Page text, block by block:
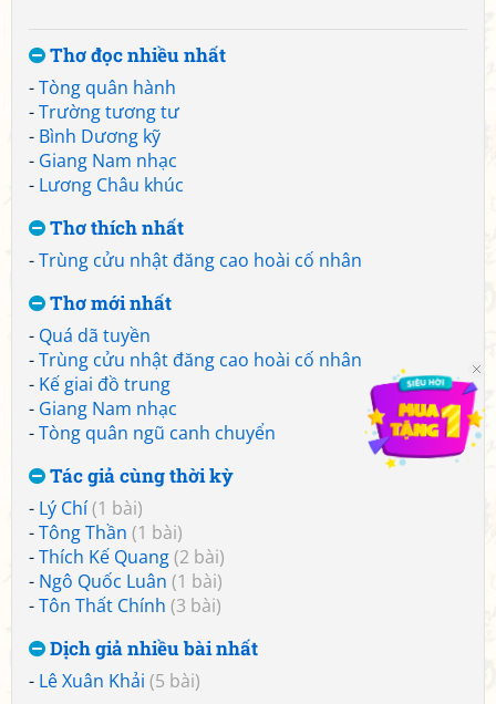
Thơ đọc nhiều nhất
-Tòng quân hành
-Trường tương tư
- Bình Dương kỹ
- Giang Nam nhạc
- Lương Châu khúc
Thơ thích nhất
-Trùng cửu nhật đăng cao hoài cố nhân
Thơ mới nhất
- Quá dã tuyền
-Trùng cửu nhật đăng cao hoài cố nhân
- Kế giai đồ trung
- Giang Nam nhạc
-Tòng quân ngũ canh chuyển
Tác giả cùng thời kỳ
- Lý Chí(1 bài)
-Tông Thần (1 bài)
-Thích Kế Quang(2 bài)
- Ngô Quốc Luân (1 bài)
-Tôn Thất Chính (3 bài)
Dịch giả nhiều bài nhất
- Lê Xuân Khải (5 bài)